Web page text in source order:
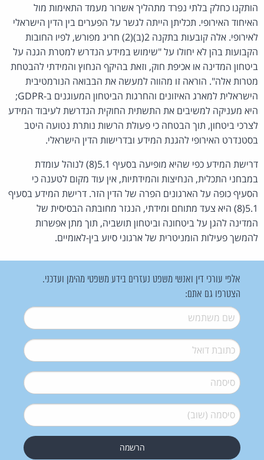
הותקנו כחלק בלתי נפרד מתהליך אשרור מעמד התאימות מול
האיחוד האירופי. תכליתן הייתה לגשר על הפערים בין הדין הישראלי
לאירופי. אלה קובעות בתקנה 2(ב)(2) חריג מפורש, לפיו החובות
הקבועות בהן לא יחולו על "שימוש במידע הנדרש למטרת הגנה על
ביטחון המדינה או אכיפת חוק, וזאת בהיקף הנחוץ והמידתי להבטחת
מטרות אלה". הוראה זו מהווה למעשה את הבבואה הנורמטיבית
הישראלית למארג האיזונים והחרגות הביטחון המעוגנים ב-GDPR;
היא מעניקה למשיבים את התשתית החוקית הנדרשת לעיבוד המידע
לצרכי ביטחון, תוך הבטחה כי פעולת הרשות נותרת נטועה היטב
בסטנדרט האירופי להגנת המידע ובדרישות הדין הישראלי.
דרישת המידע כפי שהיא מופיעה בסעיף 5.1(8) לנוהל עומדת
במבחני התכלית, הנחיצות והמידתיות, אין עוד מקום לטענה כי
הסעיף כופה על הארגונים הפרה של הדין הזר. דרישת המידע בסעיף
5.1(8) היא צעד מתוחם ומידתי, הנגזר מחובתה הבסיסית של
המדינה להגן על ביטחונה וביטחון תושביה, תוך מתן אפשרות
להמשך פעילות הומניטרית של ארגוני סיוע בין-לאומיים.
אלפי עורכי דין ואנשי משפט נעזרים בידע משפטי מהימן ועדכני.
הצטרפו גם אתם:
שם משתמש*
דואל*
סיסמה*
סיסמה (שוב)*